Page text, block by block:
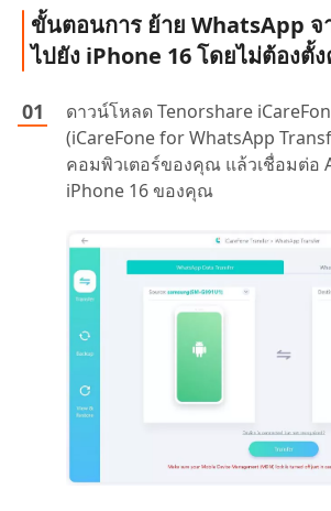
ขั้นตอนการ ย้าย WhatsApp
ไปยัง iPhone 16 โดยไม่ต้องตั้
ดาวน์โหลด Tenorshare
(iCareFone for WhatsApp
คอมพิวเตอร์ของคุณ แล้วเชื่อมต่อ
iPhone 16 ของคุณ